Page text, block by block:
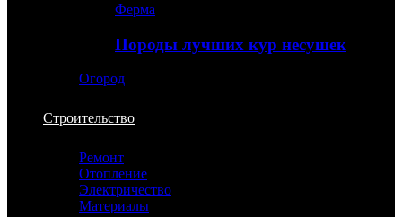
Ферма
Породы лучших кур несушек
Огород
Строительство
Ремонт
Отопление
Электричество
Материалы